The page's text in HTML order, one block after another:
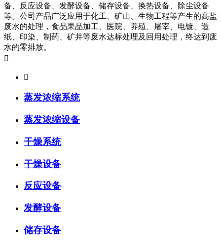
备、反应设备、发酵设备、储存设备、换热设备、除尘设备
等。公司产品广泛应用于化工、矿山、生物工程等产生的高盐
废水的处理，食品果品加工、医院、养殖、屠宰、电镀、造
纸、印染、制药、矿井等废水达标处理及回用处理，终达到废
水的零排放。


蒸发浓缩系统
蒸发浓缩设备
干燥系统
干燥设备
反应设备
发酵设备
储存设备